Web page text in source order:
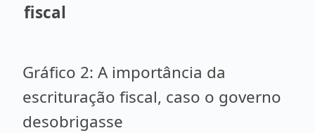
fiscal
Gráfico 2: A importância da
escrituração fiscal, caso o governo
desobrigasse